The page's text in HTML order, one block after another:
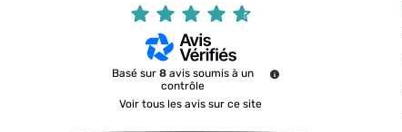
Basé sur 8 avis soumis à un
contrôle
Voir tous les avis sur ce site